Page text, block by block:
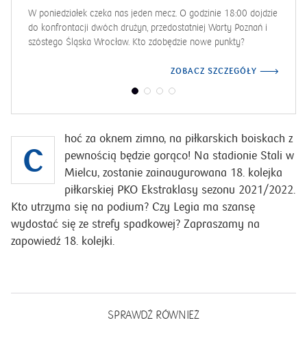
C
hoć za oknem zimno, na piłkarskich boiskach z
pewnością będzie gorąco! Na stadionie Stali w
Mielcu, zostanie zainaugurowana 18. kolejka
piłkarskiej PKO Ekstraklasy sezonu 2021/2022.
Kto utrzyma się na podium? Czy Legia ma szansę
wydostać się ze strefy spadkowej? Zapraszamy na
zapowiedź 18. kolejki.
W poniedziałek czeka nas jeden mecz. O godzinie 18:00 dojdzie
do konfrontacji dwóch drużyn, przedostatniej Warty Poznań i
szóstego Śląska Wrocław. Kto zdobędzie nowe punkty?
ZOBACZ SZCZEGÓŁY
SPRAWDŹ RÓWNIEŻ